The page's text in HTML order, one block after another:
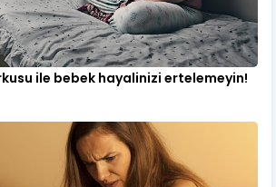
ile bebek hayalinizi ertelemeyin!